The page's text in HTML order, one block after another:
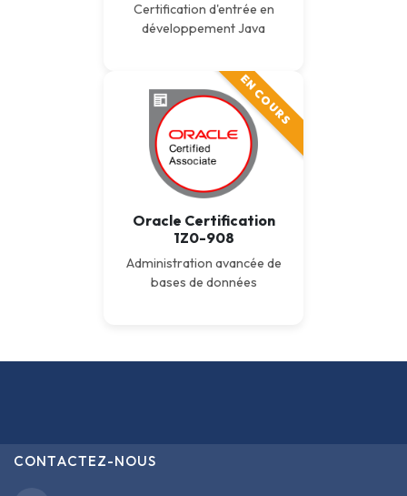
Certification d'entrée en
développement Java
EN COURS
Oracle Certification
1Z0-908
Administration avancée de
bases de données
CONTACTEZ-NOUS